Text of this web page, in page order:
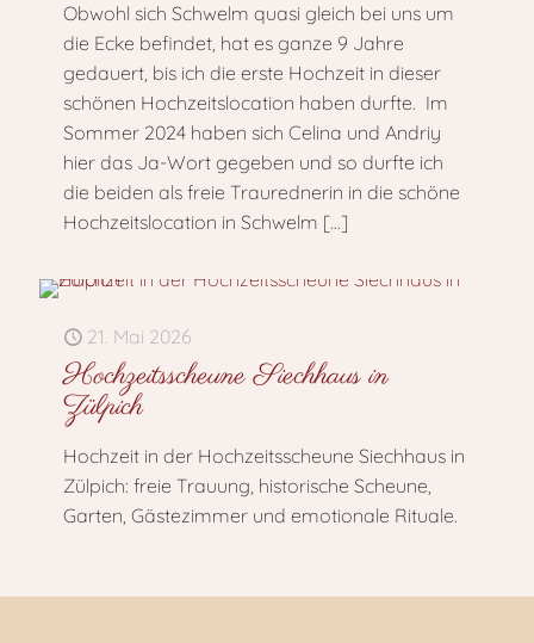
Obwohl sich Schwelm quasi gleich bei uns um
die Ecke befindet, hat es ganze 9 Jahre
gedauert, bis ich die erste Hochzeit in dieser
schönen Hochzeitslocation haben durfte. Im
Sommer 2024 haben sich Celina und Andriy
hier das Ja-Wort gegeben und so durfte ich
die beiden als freie Traurednerin in die schöne
Hochzeitslocation in Schwelm […]
21. Mai 2026
Hochzeitsscheune Siechhaus in
Zülpich
Hochzeit in der Hochzeitsscheune Siechhaus in
Zülpich: freie Trauung, historische Scheune,
Garten, Gästezimmer und emotionale Rituale.